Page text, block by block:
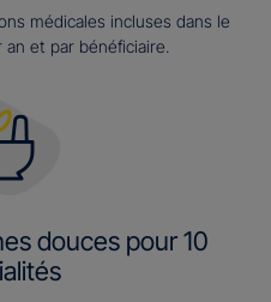
médicales incluses dans le
et par bénéficiaire.
douces pour 10